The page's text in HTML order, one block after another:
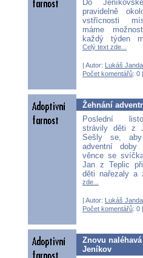
Do
pravidelně
vstřícnosti
máme
každý týden
Celý text zde...
| Autor:
Lukáš Janda
Počet komentářů: 0
Žehnání
Poslední
strávily děti z
Sešly se,
adventní doby
věnce se
Jan z Teplic
děti nařezaly a
zde...
| Autor: Lukáš Janda
Počet komentářů: 0
Znovu
Jeníkov